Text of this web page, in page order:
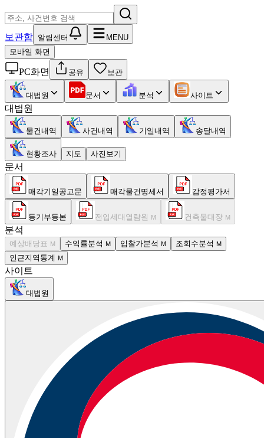
보관함 알림센터
MENU
모바일 화면
PC화면 공유 보관
대법원 문서 분석 사이트
대법원
물건내역 사건내역 기일내역 송달내역
현황조사 지도 사진보기
문서
매각기일공고문 매각물건명세서 감정평가서
등기부등본 전입세대열람원 M 건축물대장 M
분석
예상배당표 M 수익률분석 M 입찰가분석 M 조회수분석 M
인근지역통계 M
사이트
대법원